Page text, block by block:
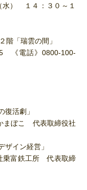
） １４：３０～１
階「瑞雲の間」
《電話》0800-100-
の復活劇」
代表取締役社
ザイン経営」
代表取締